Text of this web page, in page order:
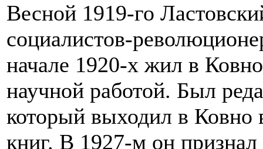
Весной 1919-го
социалистов-
начале 1920-х жил в
научной работой. Был
который выходил в Ковно
книг. В 1927-м он признал